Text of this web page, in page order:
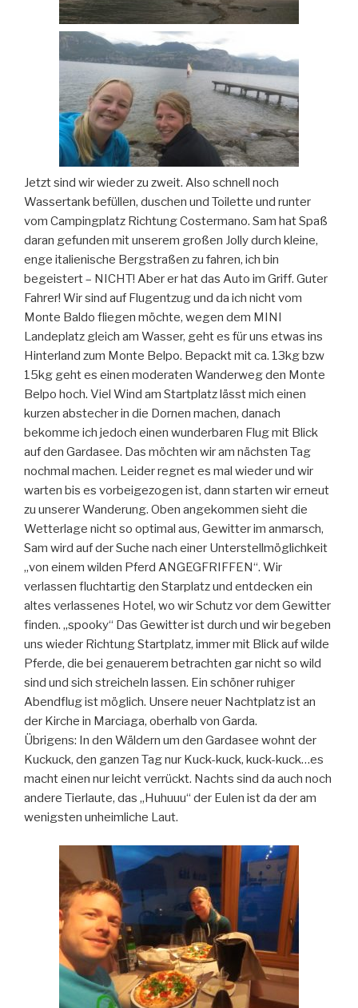
Jetzt sind wir wieder zu zweit. Also schnell noch
Wassertank befüllen, duschen und Toilette und runter
vom Campingplatz Richtung Costermano. Sam hat Spaß
daran gefunden mit unserem großen Jolly durch kleine,
enge italienische Bergstraßen zu fahren, ich bin
begeistert – NICHT! Aber er hat das Auto im Griff. Guter
Fahrer! Wir sind auf Flugentzug und da ich nicht vom
Monte Baldo fliegen möchte, wegen dem MINI
Landeplatz gleich am Wasser, geht es für uns etwas ins
Hinterland zum Monte Belpo. Bepackt mit ca. 13kg bzw
15kg geht es einen moderaten Wanderweg den Monte
Belpo hoch. Viel Wind am Startplatz lässt mich einen
kurzen abstecher in die Dornen machen, danach
bekomme ich jedoch einen wunderbaren Flug mit Blick
auf den Gardasee. Das möchten wir am nächsten Tag
nochmal machen. Leider regnet es mal wieder und wir
warten bis es vorbeigezogen ist, dann starten wir erneut
zu unserer Wanderung. Oben angekommen sieht die
Wetterlage nicht so optimal aus, Gewitter im anmarsch,
Sam wird auf der Suche nach einer Unterstellmöglichkeit
„von einem wilden Pferd ANGEGFRIFFEN“. Wir
verlassen fluchtartig den Starplatz und entdecken ein
altes verlassenes Hotel, wo wir Schutz vor dem Gewitter
finden. „spooky“ Das Gewitter ist durch und wir begeben
uns wieder Richtung Startplatz, immer mit Blick auf wilde
Pferde, die bei genauerem betrachten gar nicht so wild
sind und sich streicheln lassen. Ein schöner ruhiger
Abendflug ist möglich. Unsere neuer Nachtplatz ist an
der Kirche in Marciaga, oberhalb von Garda.
Übrigens: In den Wäldern um den Gardasee wohnt der
Kuckuck, den ganzen Tag nur Kuck-kuck, kuck-kuck…es
macht einen nur leicht verrückt. Nachts sind da auch noch
andere Tierlaute, das „Huhuuu“ der Eulen ist da der am
wenigsten unheimliche Laut.